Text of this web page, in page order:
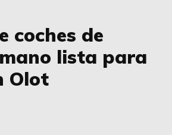
coches de
lista para
Olot